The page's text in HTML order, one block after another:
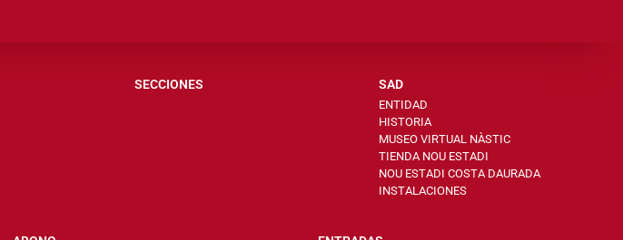
SECCIONES SAD
ENTIDAD
HISTORIA
MUSEO VIRTUAL NÀSTIC
TIENDA NOU ESTADI
NOU ESTADI COSTA DAURADA
INSTALACIONES